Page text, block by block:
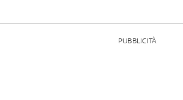
PUBBLICITÀ